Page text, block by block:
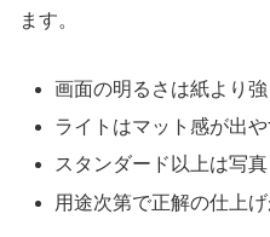
ます。
画面の明るさは紙より
ライトはマット感が出
スタンダード以上は写
用途次第で正解の仕上